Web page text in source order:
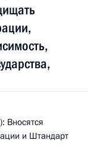
Вносятся
и Штандарт